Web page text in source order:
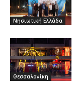
Νησιωτική Ελλάδα
Θεσσαλονίκη